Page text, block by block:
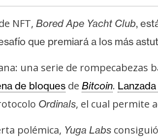
NFT, Bored Ape Yacht Club,
que premiará a los más
una serie de rompecabezas
de bloques de Bitcoin.
Ordinals, el cual permite
polémica, Yuga Labs consiguió